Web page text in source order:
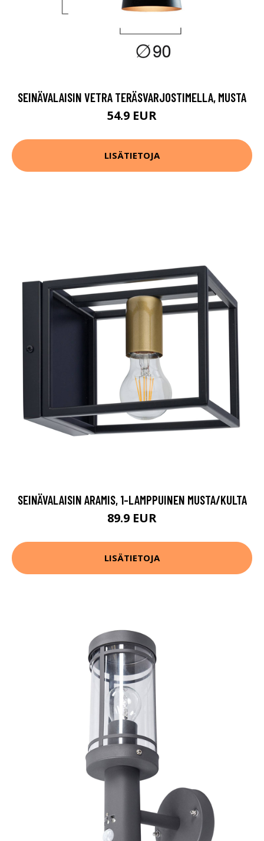
SEINÄVALAISIN VETRA TERÄSVARJOSTIMELLA, MUSTA
54.9 EUR
LISÄTIETOJA
SEINÄVALAISIN ARAMIS, 1-LAMPPUINEN MUSTA/KULTA
89.9 EUR
LISÄTIETOJA